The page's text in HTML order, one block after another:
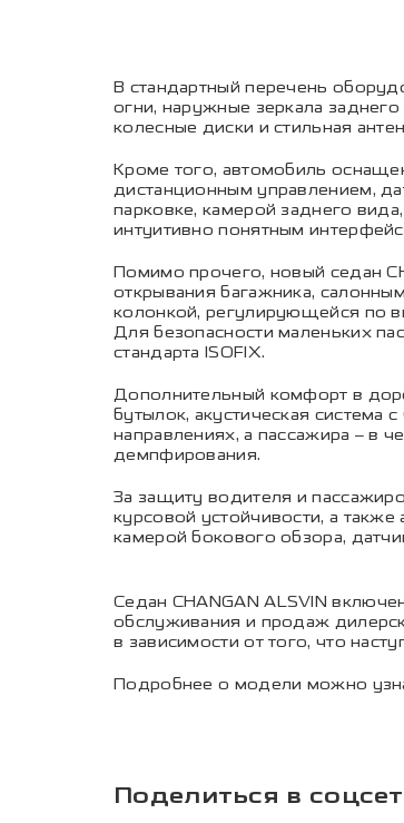
В стандартный перечень
огни, наружные зеркала
колесные диски и стильная
Кроме того, автомобиль
дистанционным управлением,
парковке, камерой заднего
интуитивно понятным
Помимо прочего, новый седан
открывания багажника,
колонкой, регулирующейся по
Для безопасности маленьких
стандарта ISOFIX.
Дополнительный комфорт в
бутылок, акустическая
направлениях, а пассажира – в
демпфирования.
За защиту водителя и
курсовой устойчивости, а
камерой бокового обзора,
Седан CHANGAN ALSVIN
обслуживания и продаж
в зависимости от того, что
Подробнее о модели можно
Поделиться в